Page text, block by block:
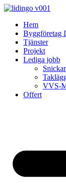
Skip
contentHem
Byggföretag
Tjänster
Projekt
Lediga jobb
VVS-
Offert